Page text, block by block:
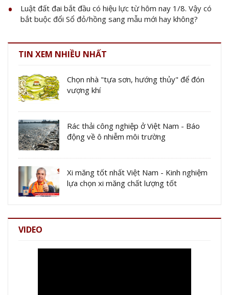
Luật đất đai bắt đầu có hiệu lực từ hôm nay 1/8. Vậy có
bắt buộc đổi Sổ đỏ/hồng sang mẫu mới hay không?
TIN XEM NHIỀU NHẤT
Chọn nhà "tựa sơn, hướng thủy" để đón
vượng khí
Rác thải công nghiệp ở Việt Nam - Báo
động về ô nhiễm môi trường
Xi măng tốt nhất Việt Nam - Kinh nghiệm
lựa chọn xi măng chất lượng tốt
VIDEO